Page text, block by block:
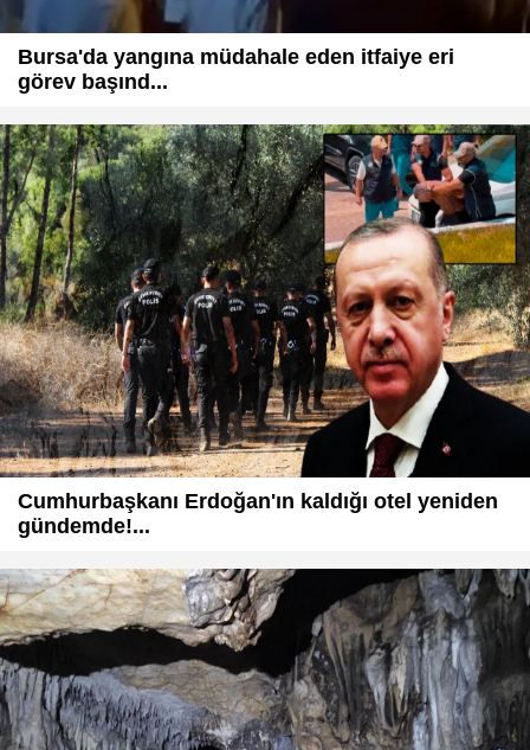
Bursa'da yangına müdahale eden itfaiye eri
görev başınd...
Cumhurbaşkanı Erdoğan'ın kaldığı otel yeniden
gündemde!...